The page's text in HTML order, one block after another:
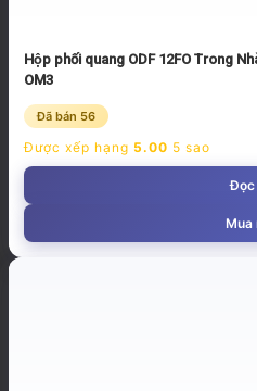
Hộp phối quang ODF 12FO Trong
OM3
Đã bán 56
Được xếp hạng 5.00 5 sao
Đọc
Mua